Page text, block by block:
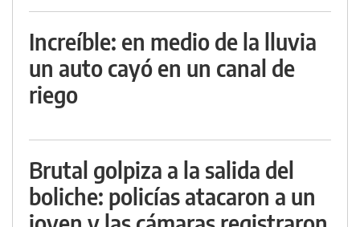
Increíble: en medio de la lluvia
un auto cayó en un canal de
riego
Brutal golpiza a la salida del
boliche: policías atacaron a un